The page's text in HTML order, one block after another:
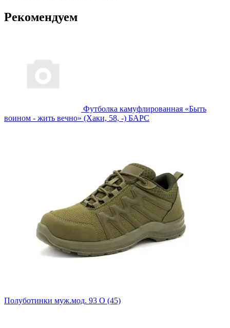
Рекомендуем
Футболка камуфлированная «Быть
воином - жить вечно» (Хаки, 58, -) БАРС
Полуботинки муж.мод. 93 О (45)